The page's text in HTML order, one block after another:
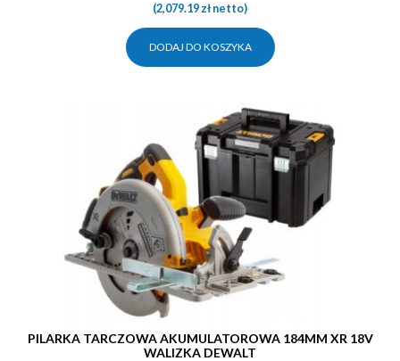
(2,079.19złnetto)
DODAJ DO KOSZYKA
PILARKA TARCZOWA AKUMULATOROWA 184MM XR 18V
WALIZKA DEWALT